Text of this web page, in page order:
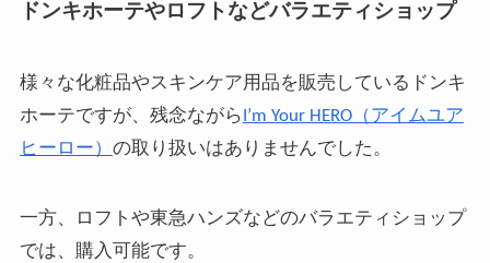
ドンキホーテやロフトなどバラエティショップ
様々な化粧品やスキンケア用品を販売しているドンキ
ホーテですが、残念ながら I’m Your HERO（アイムユア
ヒーロー） の取り扱いはありませんでした。
一方、ロフトや東急ハンズなどのバラエティショップ
では、購入可能です。